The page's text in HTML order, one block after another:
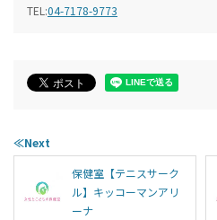
TEL:04-7178-9773
≪Next
保健室【テニスサーク
ル】キッコーマンアリ
ーナ